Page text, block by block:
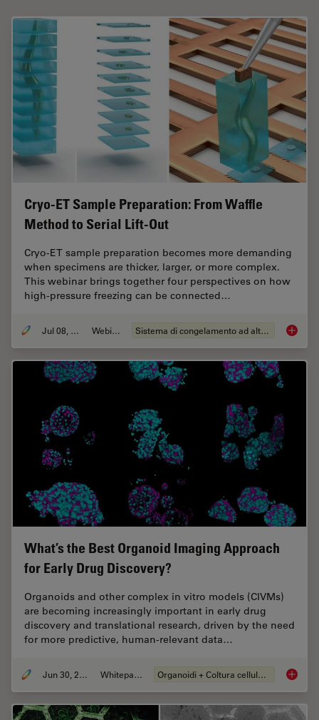
Cryo-ET Sample Preparation: From Waffle
Method to Serial Lift-Out
Cryo-ET sample preparation becomes more demanding
when specimens are thicker, larger, or more complex.
This webinar brings together four perspectives on how
high-pressure freezing can be connected…
Jul 08, 2026 Webinar: Sistema di congelamento ad alta pressione Cryo-
What’s the Best Organoid Imaging Approach
for Early Drug Discovery?
Organoids and other complex in vitro models (CIVMs)
are becoming increasingly important in early drug
discovery and translational research, driven by the need
for more predictive, human-relevant data…
Jun 30, 2026 Whitepaper Organoidi + Coltura cellulare 3D